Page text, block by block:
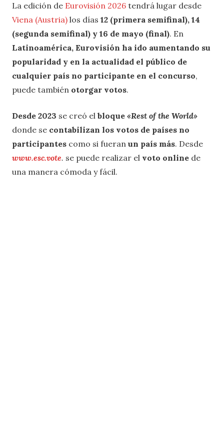
La edición de Eurovisión 2026 tendrá lugar desde
Viena (Austria) los días 12 (primera semifinal), 14
(segunda semifinal) y 16 de mayo (final). En
Latinoamérica, Eurovisión ha ido aumentando su
popularidad y en la actualidad el público de
cualquier país no participante en el concurso,
puede también otorgar votos.
Desde 2023 se creó el bloque «Rest of the World»
donde se contabilizan los votos de países no
participantes como si fueran un país más. Desde
www.esc.vote. se puede realizar el voto online de
una manera cómoda y fácil.